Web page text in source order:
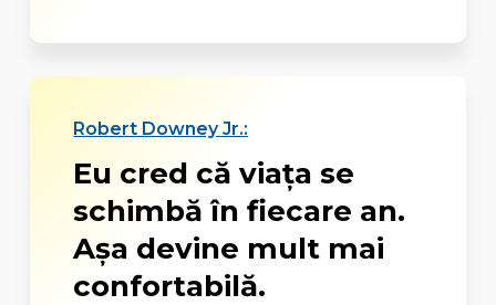
Robert Downey Jr.:
Eu cred că viaţa se
schimbă în fiecare an.
Aşa devine mult mai
confortabilă.